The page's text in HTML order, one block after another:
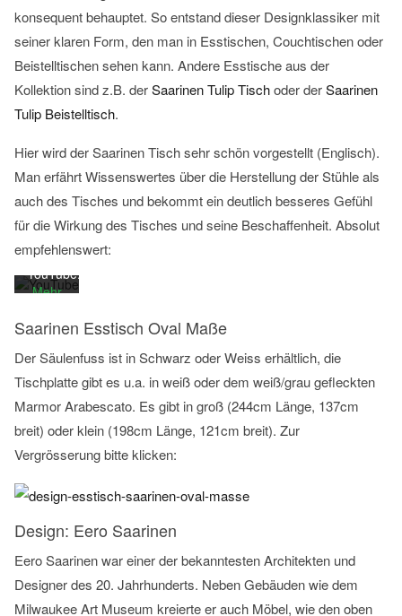
konsequent behauptet. So entstand dieser Designklassiker mit
seiner klaren Form, den man in Esstischen, Couchtischen oder
Beistelltischen sehen kann. Andere Esstische aus der
Kollektion sind z.B. derSaarinen Tulip Tischoder derSaarinen
Tulip Beistelltisch.
Hier wird der Saarinen Tisch sehr schön vorgestellt (Englisch).
Man erfährt Wissenswertes über die Herstellung der Stühle als
auch des Tisches und bekommt ein deutlich besseres Gefühl
für die Wirkung des Tisches und seine Beschaffenheit. Absolut
empfehlenswert:
Mit
Laden
Videos
akzeptieren
Sie die
Datenschutzerklärung
von
YouTube.
Mehr
laden
immer
entsperren
Saarinen Esstisch Oval Maße
Der Säulenfuss ist in Schwarz oder Weiss erhältlich, die
Tischplatte gibt es u.a. in weiß oder dem weiß/grau gefleckten
Marmor Arabescato. Es gibt in groß (244cm Länge, 137cm
breit) oder klein (198cm Länge, 121cm breit). Zur
Vergrösserung bitte klicken:
Design: Eero Saarinen
Eero Saarinen war einer der bekanntesten Architekten und
Designer des 20. Jahrhunderts. Neben Gebäuden wie dem
Milwaukee Art Museum kreierte er auch Möbel, wie den oben
Mit